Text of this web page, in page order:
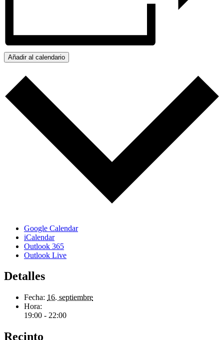
Añadir al calendario
Google Calendar
iCalendar
Outlook 365
Outlook Live
Detalles
Fecha: 16. septiembre
Hora:
19:00 - 22:00
Recinto